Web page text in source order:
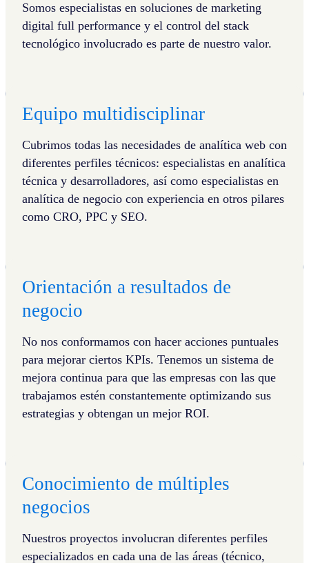
Somos especialistas en soluciones de marketing
digital full performance y el control del stack
tecnológico involucrado es parte de nuestro valor.
Equipo multidisciplinar
Cubrimos todas las necesidades de analítica web con
diferentes perfiles técnicos: especialistas en analítica
técnica y desarrolladores, así como especialistas en
analítica de negocio con experiencia en otros pilares
como CRO, PPC y SEO.
Orientación a resultados de
negocio
No nos conformamos con hacer acciones puntuales
para mejorar ciertos KPIs. Tenemos un sistema de
mejora continua para que las empresas con las que
trabajamos estén constantemente optimizando sus
estrategias y obtengan un mejor ROI.
Conocimiento de múltiples
negocios
Nuestros proyectos involucran diferentes perfiles
especializados en cada una de las áreas (técnico,